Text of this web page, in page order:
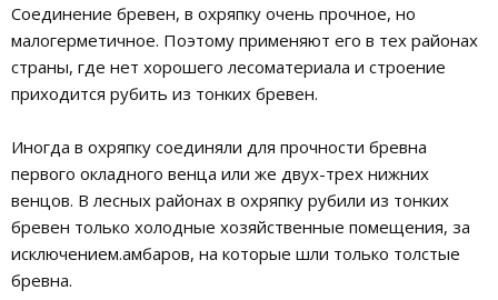
Соединение бревен, в охряпку очень прочное, но
малогерметичное. Поэтому применяют его в тех районах
страны, где нет хорошего лесоматериала и строение
приходится рубить из тонких бревен.
Иногда в охряпку соединяли для прочности бревна
первого окладного венца или же двух-трех нижних
венцов. В лесных районах в охряпку рубили из тонких
бревен только холодные хозяйственные помещения, за
исключением.амбаров, на которые шли только толстые
бревна.